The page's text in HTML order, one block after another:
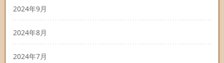
2024年9月
2024年8月
2024年7月